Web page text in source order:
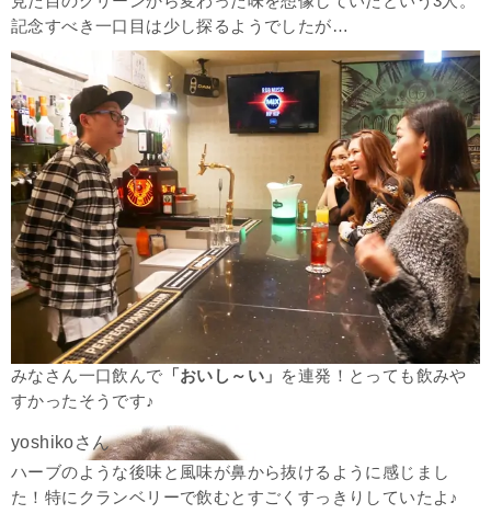
記念すべき一口目は少し探るようでしたが…
みなさん一口飲んで 「おいし～い」 を連発！とっても飲みや
すかったそうです♪
ハーブのような後味と風味が鼻から抜けるように感じまし
た！特にクランベリーで飲むとすごくすっきりしていたよ♪